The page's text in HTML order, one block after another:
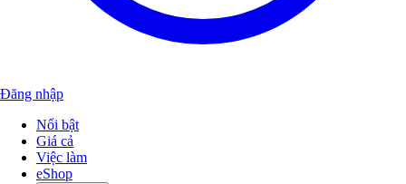
Đăng nhập
Nổi bật
Giá cả
Việc làm
eShop